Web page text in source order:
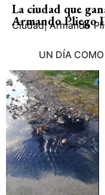
La ciudad que
Armando Pliego
Ciudad| Armando
UN DÍA